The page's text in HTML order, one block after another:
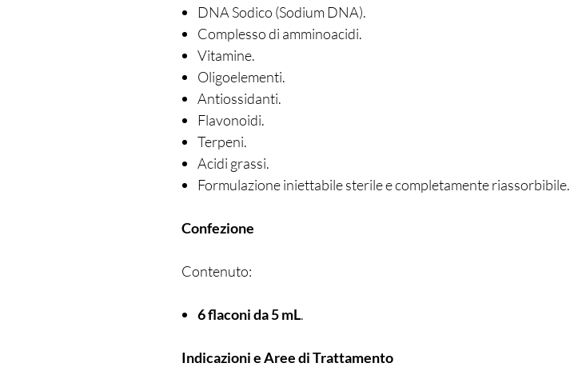
DNA Sodico (Sodium DNA).
Complesso di amminoacidi.
Vitamine.
Oligoelementi.
Antiossidanti.
Flavonoidi.
Terpeni.
Acidi grassi.
Formulazione iniettabile sterile e completamente riassorbibile.
Confezione
Contenuto:
6 flaconi da 5 mL.
Indicazioni e Aree di Trattamento